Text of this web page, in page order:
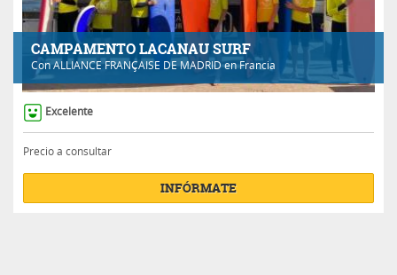
CAMPAMENTO LACANAU SURF
ConALLIANCE FRANÇAISE DE MADRIDen Francia
Excelente
Precio a consultar
INFÓRMATE